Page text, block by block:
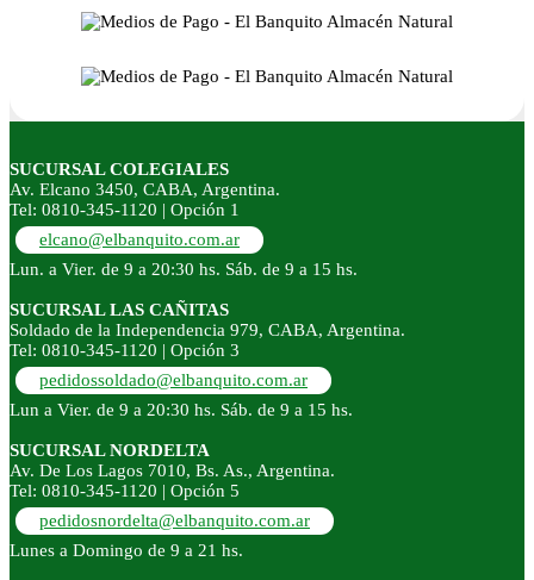
SUCURSAL COLEGIALES
Av. Elcano 3450, CABA, Argentina.
Tel: 0810-345-1120 | Opción 1
elcano@elbanquito.com.ar
Lun. a Vier. de 9 a 20:30 hs. Sáb. de 9 a 15 hs.
SUCURSAL LAS CAÑITAS
Soldado de la Independencia 979, CABA, Argentina.
Tel: 0810-345-1120 | Opción 3
pedidossoldado@elbanquito.com.ar
Lun a Vier. de 9 a 20:30 hs. Sáb. de 9 a 15 hs.
SUCURSAL NORDELTA
Av. De Los Lagos 7010, Bs. As., Argentina.
Tel: 0810-345-1120 | Opción 5
pedidosnordelta@elbanquito.com.ar
Lunes a Domingo de 9 a 21 hs.